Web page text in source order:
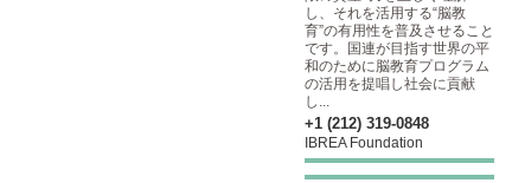
し、それを活用する“脳教
育”の有用性を普及させること
です。国連が目指す世界の平
和のために脳教育プログラム
の活用を提唱し社会に貢献
し...
+1 (212) 319-0848
IBREA Foundation